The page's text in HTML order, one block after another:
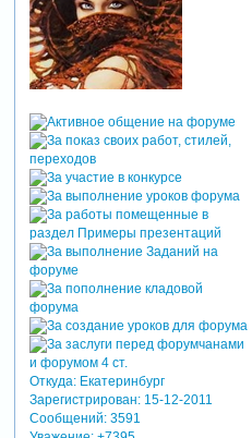
Откуда:Екатеринбург
Зарегистрирован: 15-12-2011
Сообщений:3591